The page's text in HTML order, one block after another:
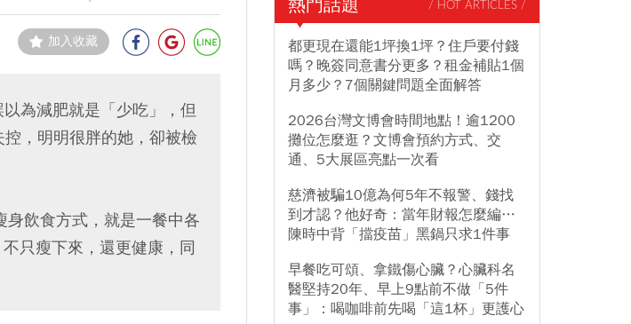
加入收藏
為減肥就是「少吃」，但
，明明很胖的她，卻被檢
飲食方式，就是一餐中各
只瘦下來，還更健康，同
熱門話題 / HOT ARTICLES /
都更現在還能1坪換1坪？住戶要付錢
嗎？晚簽同意書分更多？租金補貼1個
月多少？7個關鍵問題全面解答
2026台灣文博會時間地點！逾1200
攤位怎麼逛？文博會預約方式、交
通、5大展區亮點一次看
慈濟被騙10億為何5年不報警、錢找
到才認？他好奇：當年財報怎麼編…
陳時中背「擋疫苗」黑鍋只求1件事
早餐吃可頌、拿鐵傷心臟？心臟科名
醫堅持20年、早上9點前不做「5件
事」：喝咖啡前先喝「這1杯」更護心